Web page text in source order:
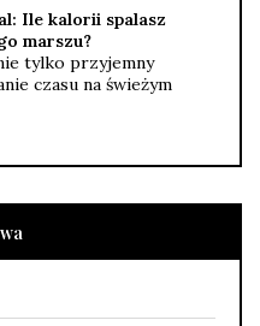
Ile kalorii spalasz
marszu?
tylko przyjemny
czasu na świeżym